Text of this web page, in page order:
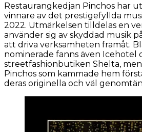
Restaurangkedjan Pinchos har
vinnare av det prestigefyllda
2022. Utmärkelsen tilldelas en
använder sig av skyddad musik
att driva verksamheten framåt.
nominerade fanns även Icehotel
streetfashionbutiken Shelta,
Pinchos som kammade hem
deras originella och väl